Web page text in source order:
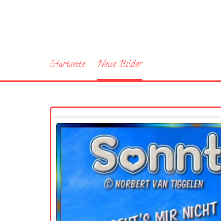
Startseite Neue Bilder